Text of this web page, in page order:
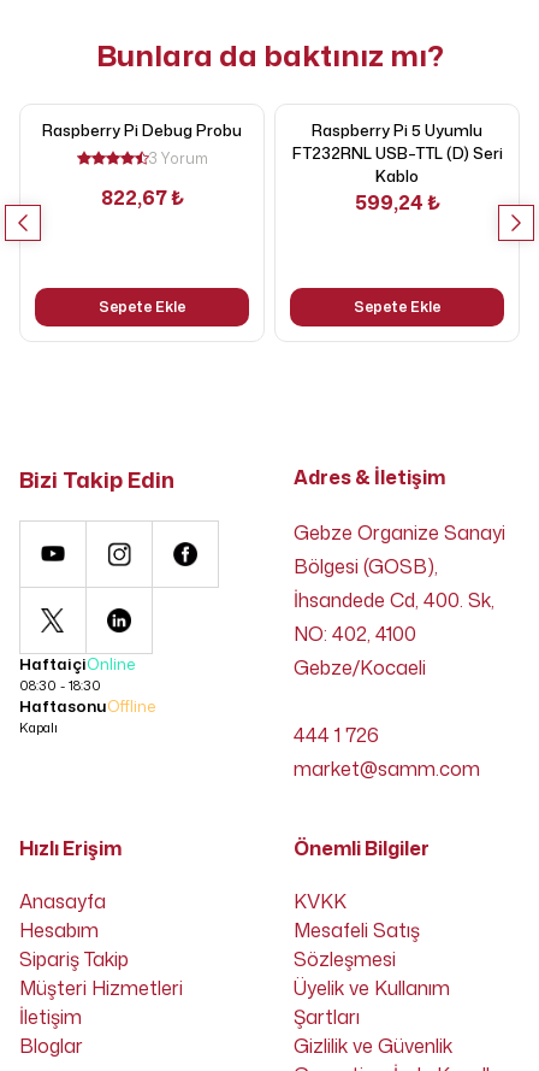
Bunlara da baktınız mı?
Raspberry Pi Debug Probu
3 Yorum
822,67 ₺
Sepete Ekle
Raspberry Pi 5 Uyumlu
FT232RNL USB–TTL (D) Seri
Kablo
599,24 ₺
Sepete Ekle
Bizi Takip Edin
HaftaiçiOnline
08:30 - 18:30
HaftasonuOffline
Kapalı
Adres & İletişim
Gebze Organize Sanayi
Bölgesi (GOSB),
İhsandede Cd, 400. Sk,
NO: 402, 4100
Gebze/Kocaeli
444 1 726
market@samm.com
Hızlı Erişim
Anasayfa
Hesabım
Sipariş Takip
Müşteri Hizmetleri
İletişim
Bloglar
Önemli Bilgiler
KVKK
Mesafeli Satış
Sözleşmesi
Üyelik ve Kullanım
Şartları
Gizlilik ve Güvenlik